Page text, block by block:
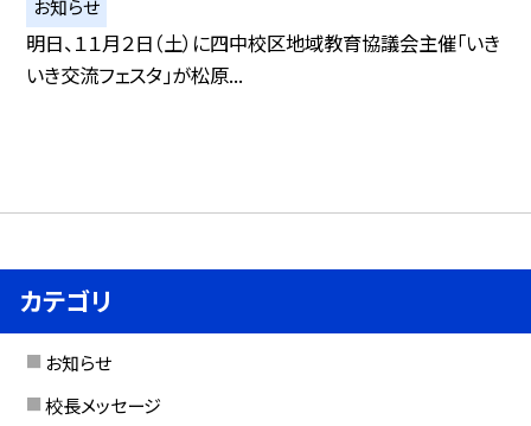
お知らせ
明日、１１月２日（土）に四中校区地域教育協議会主催「いき
いき交流フェスタ」が松原...
カテゴリ
お知らせ
校長メッセージ